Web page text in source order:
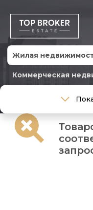
Жилая
Коммерческая
Тип сделки
Тип недвижимости
Тип недвижимости